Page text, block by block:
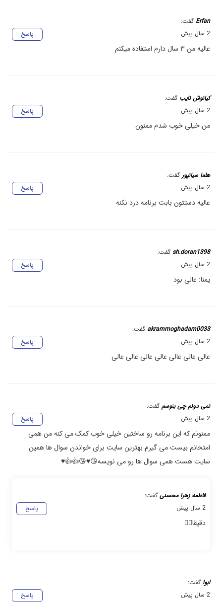
Erfan گفت:
پاسخ
2 سال پیش
عالیه من ۳ سال دارم استفاده میکنم
کیانوش نایب گفت:
پاسخ
2 سال پیش
من خیلی خوب شدم ممنون
هلما سیانپور گفت:
پاسخ
2 سال پیش
عالیه دستتون بابت برنامه درد نکنه
sh.doran1398 گفت:
پاسخ
2 سال پیش
یمنا: عالی بود
akrammoghadam0033 گفت:
پاسخ
2 سال پیش
عالی عالی عالی عالی عالی عالی عالی
نمی دونم چی بنوسم گفت:
پاسخ
2 سال پیش
ممنونم که این برنامه رو ساختین خیلی خوب کمک می کنه من همی
امتحانم بیست می گیرم بهترین سایت برای خواندن سوال ها همین
سایت هست همی سوال ها رو می نویسه😘♥️😘👍👍♥️
فاطمه زهرا محسنی گفت:
پاسخ
2 سال پیش
دقیقا👌🏻
ابوا گفت:
پاسخ
2 سال پیش